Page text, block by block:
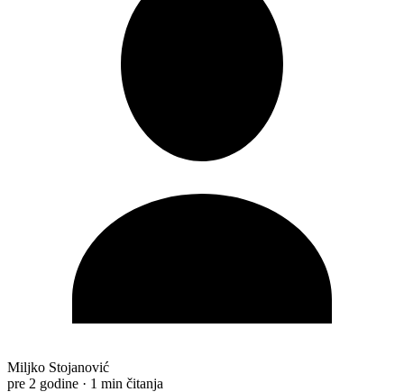
Miljko Stojanović
pre 2 godine · 1 min čitanja